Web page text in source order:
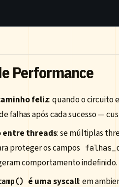
Performance
feliz: quando o circuito
falhas após cada sucesso —
entre threads: se múltiplas
proteger os campos
comportamento indefinido.
é uma syscall: em